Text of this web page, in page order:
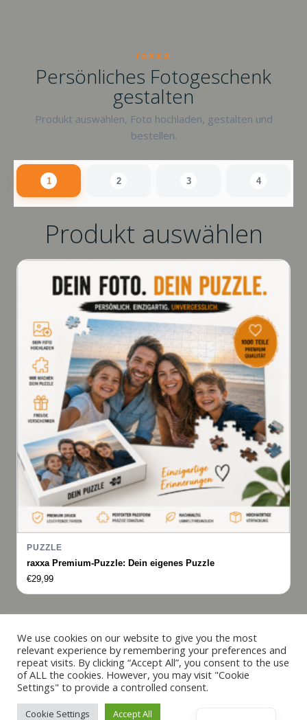
raxxa
Persönliches Fotogeschenk
gestalten
Produkt auswählen, Foto hochladen, gestalten und
bestellen.
1 2 3 4
Produkt auswählen
PUZZLE
raxxa Premium-Puzzle: Dein eigenes Puzzle
€29,99
© 2019 - 2026 raxxa
We use cookies on our website to give you the most
relevant experience by remembering your preferences and
repeat visits. By clicking “Accept All”, you consent to the use
of ALL the cookies. However, you may visit "Cookie
Settings" to provide a controlled consent.
Cookie Settings Accept All
Español
Français
Italiano